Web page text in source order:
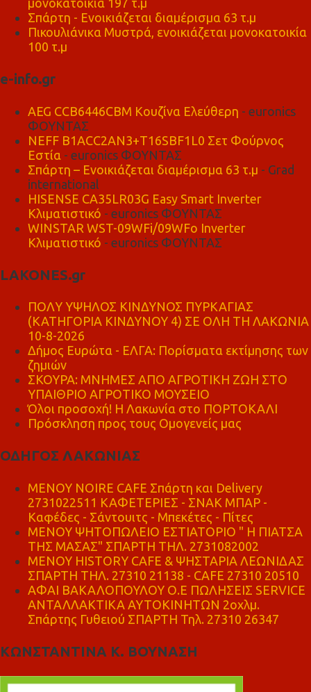
μονοκατοικία 197 τ.μ
Σπάρτη - Ενοικιάζεται διαμέρισμα 63 τ.μ
Πικουλιάνικα Μυστρά, ενοικιάζεται μονοκατοικία
100 τ.μ
e-info.gr
AEG CCB6446CBM Κουζίνα Ελεύθερη - euronics
ΦΟΥΝΤΑΣ
NEFF B1ACC2AN3+T16SBF1L0 Σετ Φούρνος
Εστία - euronics ΦΟΥΝΤΑΣ
Σπάρτη – Ενοικιάζεται διαμέρισμα 63 τ.μ - Grad
international
HISENSE CA35LR03G Easy Smart Inverter
Κλιματιστικό - euronics ΦΟΥΝΤΑΣ
WINSTAR WST-09WFi/09WFo Inverter
Κλιματιστικό - euronics ΦΟΥΝΤΑΣ
LAKONES.gr
ΠΟΛΥ ΥΨΗΛΟΣ ΚΙΝΔΥΝΟΣ ΠΥΡΚΑΓΙΑΣ
(ΚΑΤΗΓΟΡΙΑ ΚΙΝΔΥΝΟΥ 4) ΣΕ ΟΛΗ ΤΗ ΛΑΚΩΝΙΑ
10-8-2026
Δήμος Ευρώτα - ΕΛΓΑ: Πορίσματα εκτίμησης των
ζημιών
ΣΚΟΥΡΑ: ΜΝΗΜΕΣ ΑΠΟ ΑΓΡΟΤΙΚΗ ΖΩΗ ΣΤΟ
ΥΠΑΙΘΡΙΟ ΑΓΡΟΤΙΚΟ ΜΟΥΣΕΙΟ
Όλοι προσοχή! Η Λακωνία στο ΠΟΡΤΟΚΑΛΙ
Πρόσκληση προς τους Ομογενείς μας
ΟΔΗΓΟΣ ΛΑΚΩΝΙΑΣ
MENOY NOIRE CAFE Σπάρτη και Delivery
2731022511 ΚΑΦΕΤΕΡΙΕΣ - ΣΝΑΚ ΜΠΑΡ -
Καφέδες - Σάντουιτς - Μπεκέτες - Πίτες
ΜΕΝΟΥ ΨΗΤΟΠΩΛΕΙΟ ΕΣΤΙΑΤΟΡΙΟ " Η ΠΙΑΤΣΑ
ΤΗΣ ΜΑΣΑΣ" ΣΠΑΡΤΗ ΤΗΛ. 2731082002
ΜΕΝΟΥ HISTORY CAFE & ΨΗΣΤΑΡΙΑ ΛΕΩΝΙΔΑΣ
ΣΠΑΡΤΗ ΤΗΛ. 27310 21138 - CAFE 27310 20510
ΑΦΑΙ ΒΑΚΑΛΟΠΟΥΛΟΥ Ο.Ε ΠΩΛΗΣΕΙΣ SERVICE
ΑΝΤΑΛΛΑΚΤΙΚΑ ΑΥΤΟΚΙΝΗΤΩΝ 2οχλμ.
Σπάρτης Γυθειού ΣΠΑΡΤΗ Τηλ. 27310 26347
ΚΩΝΣΤΑΝΤΙΝΑ Κ. ΒΟΥΝΑΣΗ